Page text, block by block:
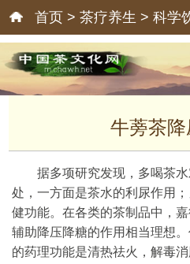
首页 > 茶疗养生 > 科学
牛蒡茶
据多项研究发现，多喝茶
处，一方面是茶水的利尿作用
健功能。在各类的茶制品中，
辅助降压降糖的作用相当理想
的药理功能是清热祛火，解毒